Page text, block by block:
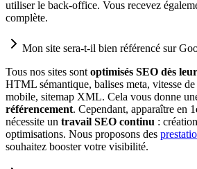
utiliser le back-office. Vous recevez
complète.
Mon site sera-t-il bien référencé sur
Tous nos sites sont optimisés SEO dès
HTML sémantique, balises meta, vitesse
mobile, sitemap XML. Cela vous donne
référencement. Cependant, apparaître en
nécessite un travail SEO continu :
optimisations. Nous proposons des
souhaitez booster votre visibilité.